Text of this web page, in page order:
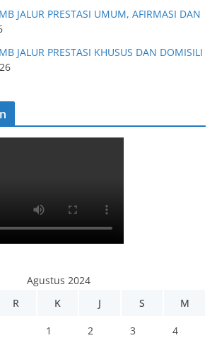
JALUR PRESTASI UMUM, AFIRMASI DAN
JALUR PRESTASI KHUSUS DAN DOMISILI
Agustus 2024
R K J S M
1 2 3 4